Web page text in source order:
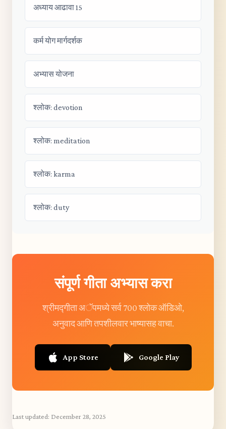
अध्याय आढावा 15
कर्म योग मार्गदर्शक
अभ्यास योजना
श्लोक: devotion
श्लोक: meditation
श्लोक: karma
श्लोक: duty
संपूर्ण गीता अभ्यास करा
श्रीमद्गीता अॅपमध्ये सर्व 700 श्लोक ऑडिओ,
अनुवाद आणि तपशीलवार भाष्यासह वाचा.
App Store Google Play
Last updated: December 28, 2025